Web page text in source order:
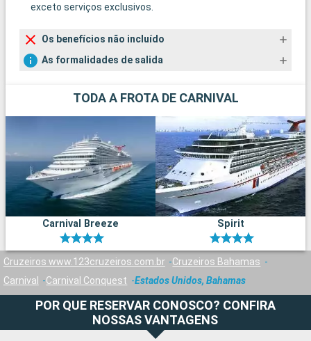
exceto serviços exclusivos.
Os benefícios não incluído
As formalidades de salida
TODA A FROTA DE CARNIVAL
Carnival Breeze Spirit
Cruzeiros www.123cruzeiros.com.br
Cruzeiros Bahamas
Carnival
Carnival Conquest Estados Unidos, Bahamas
POR QUE RESERVAR CONOSCO? CONFIRA
NOSSAS VANTAGENS